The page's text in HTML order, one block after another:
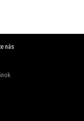
nás